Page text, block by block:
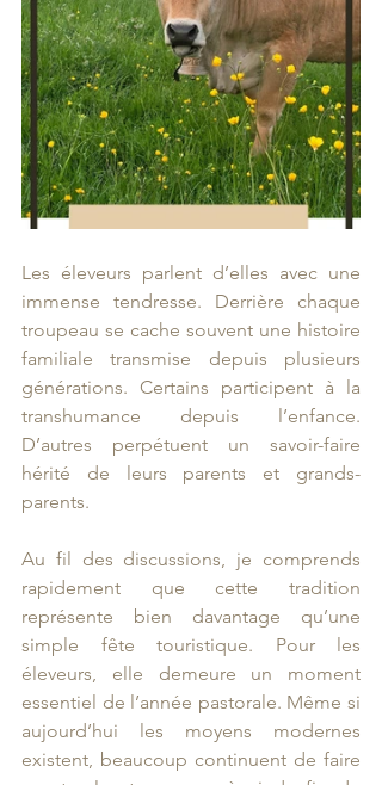
Les éleveurs parlent d’elles avec une
immense tendresse. Derrière chaque
troupeau se cache souvent une histoire
familiale transmise depuis plusieurs
générations. Certains participent à la
transhumance depuis l’enfance.
D’autres perpétuent un savoir-faire
hérité de leurs parents et grands-
parents.
Au fil des discussions, je comprends
rapidement que cette tradition
représente bien davantage qu’une
simple fête touristique. Pour les
éleveurs, elle demeure un moment
essentiel de l’année pastorale. Même si
aujourd’hui les moyens modernes
existent, beaucoup continuent de faire